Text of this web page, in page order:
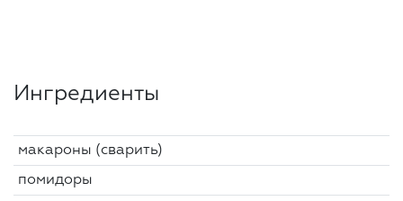
Ингредиенты
макароны (сварить)
помидоры